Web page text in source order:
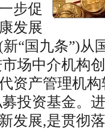
步促
发展
“国九条”)从
场中介机构
资产管理机
投资基金。
发展,是贯彻